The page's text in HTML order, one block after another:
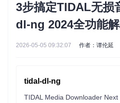
3步搞定TIDAL无损
dl-ng 2024全功能
2026-05-05 09:32:07 作者：谭伦延
tidal-dl-ng